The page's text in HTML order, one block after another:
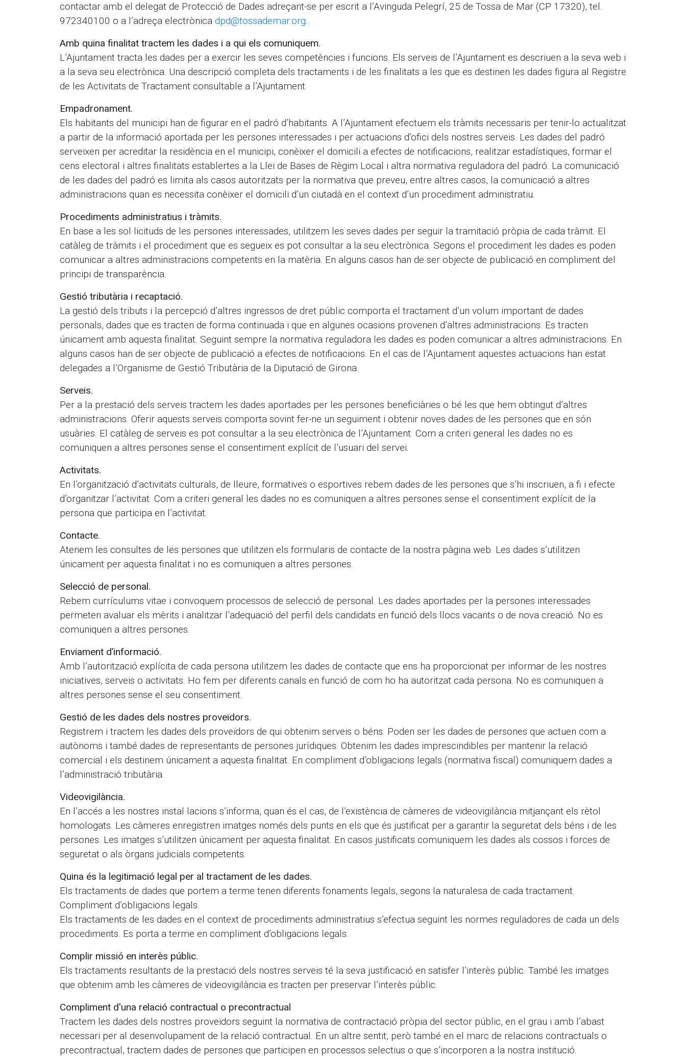
contactar amb el delegat de Protecció de Dades adreçant-se per escrit a l’Avinguda Pelegrí, 25 de Tossa de Mar (CP 17320), tel.
972340100 o a l’adreça electrònica dpd@tossademar.org.
Amb quina finalitat tractem les dades i a qui els comuniquem.
L’Ajuntament tracta les dades per a exercir les seves competències i funcions. Els serveis de l’Ajuntament es descriuen a la seva web i
a la seva seu electrònica. Una descripció completa dels tractaments i de les finalitats a les que es destinen les dades figura al Registre
de les Activitats de Tractament consultable a l’Ajuntament.
Empadronament.
Els habitants del municipi han de figurar en el padró d’habitants. A l’Ajuntament efectuem els tràmits necessaris per tenir-lo actualitzat
a partir de la informació aportada per les persones interessades i per actuacions d’ofici dels nostres serveis. Les dades del padró
serveixen per acreditar la residència en el municipi, conèixer el domicili a efectes de notificacions, realitzar estadístiques, formar el
cens electoral i altres finalitats establertes a la Llei de Bases de Règim Local i altra normativa reguladora del padró. La comunicació
de les dades del padró es limita als casos autoritzats per la normativa que preveu, entre altres casos, la comunicació a altres
administracions quan es necessita conèixer el domicili d’un ciutadà en el context d’un procediment administratiu.
Procediments administratius i tràmits.
En base a les sol·licituds de les persones interessades, utilitzem les seves dades per seguir la tramitació pròpia de cada tràmit. El
catàleg de tràmits i el procediment que es segueix es pot consultar a la seu electrònica. Segons el procediment les dades es poden
comunicar a altres administracions competents en la matèria. En alguns casos han de ser objecte de publicació en compliment del
principi de transparència.
Gestió tributària i recaptació.
La gestió dels tributs i la percepció d’altres ingressos de dret públic comporta el tractament d’un volum important de dades
personals, dades que es tracten de forma continuada i que en algunes ocasions provenen d’altres administracions. Es tracten
únicament amb aquesta finalitat. Seguint sempre la normativa reguladora les dades es poden comunicar a altres administracions. En
alguns casos han de ser objecte de publicació a efectes de notificacions. En el cas de l’Ajuntament aquestes actuacions han estat
delegades a l’Organisme de Gestió Tributària de la Diputació de Girona.
Serveis.
Per a la prestació dels serveis tractem les dades aportades per les persones beneficiàries o bé les que hem obtingut d’altres
administracions. Oferir aquests serveis comporta sovint fer-ne un seguiment i obtenir noves dades de les persones que en són
usuàries. El catàleg de serveis es pot consultar a la seu electrònica de l’Ajuntament. Com a criteri general les dades no es
comuniquen a altres persones sense el consentiment explícit de l’usuari del servei.
Activitats.
En l’organització d’activitats culturals, de lleure, formatives o esportives rebem dades de les persones que s’hi inscriuen, a fi i efecte
d’organitzar l’activitat. Com a criteri general les dades no es comuniquen a altres persones sense el consentiment explícit de la
persona que participa en l’activitat.
Contacte.
Atenem les consultes de les persones que utilitzen els formularis de contacte de la nostra pàgina web. Les dades s’utilitzen
únicament per aquesta finalitat i no es comuniquen a altres persones.
Selecció de personal.
Rebem currículums vitae i convoquem processos de selecció de personal. Les dades aportades per la persones interessades
permeten avaluar els mèrits i analitzar l’adequació del perfil dels candidats en funció dels llocs vacants o de nova creació. No es
comuniquen a altres persones.
Enviament d’informació.
Amb l’autorització explícita de cada persona utilitzem les dades de contacte que ens ha proporcionat per informar de les nostres
iniciatives, serveis o activitats. Ho fem per diferents canals en funció de com ho ha autoritzat cada persona. No es comuniquen a
altres persones sense el seu consentiment.
Gestió de les dades dels nostres proveïdors.
Registrem i tractem les dades dels proveïdors de qui obtenim serveis o béns. Poden ser les dades de persones que actuen com a
autònoms i també dades de representants de persones jurídiques. Obtenim les dades imprescindibles per mantenir la relació
comercial i els destinem únicament a aquesta finalitat. En compliment d’obligacions legals (normativa fiscal) comuniquem dades a
l’administració tributària.
Videovigilància.
En l’accés a les nostres instal·lacions s’informa, quan és el cas, de l’existència de càmeres de videovigilància mitjançant els rètol
homologats. Les càmeres enregistren imatges només dels punts en els que és justificat per a garantir la seguretat dels béns i de les
persones. Les imatges s’utilitzen únicament per aquesta finalitat. En casos justificats comuniquem les dades als cossos i forces de
seguretat o als òrgans judicials competents.
Quina és la legitimació legal per al tractament de les dades.
Els tractaments de dades que portem a terme tenen diferents fonaments legals, segons la naturalesa de cada tractament.
Compliment d’obligacions legals.
Els tractaments de les dades en el context de procediments administratius s’efectua seguint les normes reguladores de cada un dels
procediments. Es porta a terme en compliment d’obligacions legals.
Complir missió en interès públic.
Els tractaments resultants de la prestació dels nostres serveis té la seva justificació en satisfer l’interès públic. També les imatges
que obtenim amb les càmeres de videovigilància es tracten per preservar l’interès públic.
Compliment d'una relació contractual o precontractual
Tractem les dades dels nostres proveïdors seguint la normativa de contractació pròpia del sector públic, en el grau i amb l’abast
necessari per al desenvolupament de la relació contractual. En un altre sentit, però també en el marc de relacions contractuals o
precontractual, tractem dades de persones que participen en processos selectius o que s’incorporen a la nostra institució.